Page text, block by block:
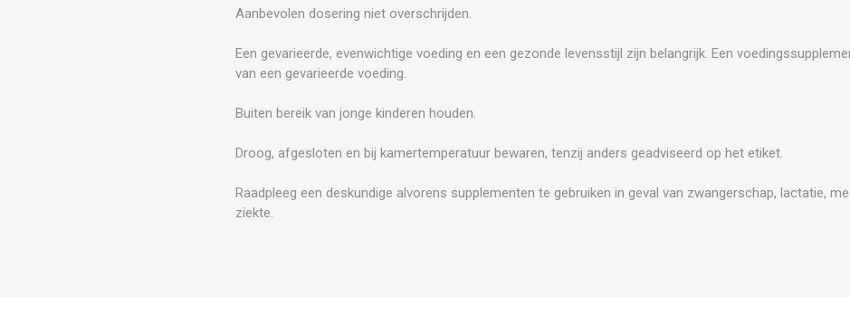
Aanbevolen dosering niet overschrijden.
Een gevarieerde, evenwichtige voeding en een gezonde levensstijl zijn belangrijk. Een
van een gevarieerde voeding.
Buiten bereik van jonge kinderen houden.
Droog, afgesloten en bij kamertemperatuur bewaren, tenzij anders geadviseerd op het etiket.
Raadpleeg een deskundige alvorens supplementen te gebruiken in geval van zwangerschap, lactatie,
ziekte.